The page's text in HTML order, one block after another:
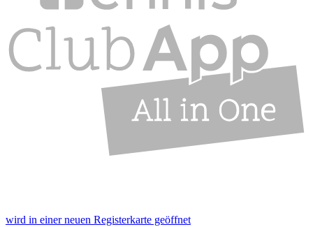
wird in einer neuen Registerkarte geöffnet